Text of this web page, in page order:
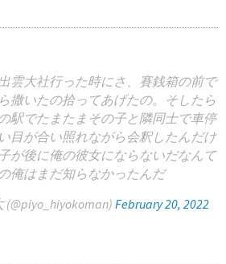
雲大社行った時にさ、賽銭箱の前で
撒いたの拾ってあげたの。そしたら
駅でたまたまその子と隣同士で車停
目が合い照れながら会釈したんだけ
が後に俺の彼女にならないだなんて
俺はまだ知らなかったんだ
February 20, 2022